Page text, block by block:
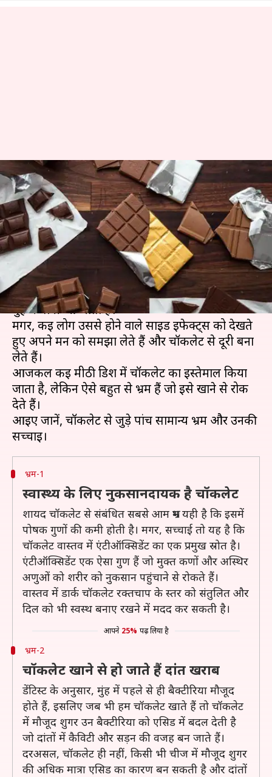
क्या चॉकलेट खाना सेहत के लिए
अच्छा है? जानिए इससे जुड़े कुछ भ्रम
और उनकी सच्चाई
लेखन अंजली Feb 17, 2020 05:30 pm
क्या है खबर?
बच्चा हो या बुजुर्ग, चॉकलेट का नाम सुनते ही हर किसी के
मुंह में पानी आ जाता है।
मगर, कई लोग उससे होने वाले साइड इफेक्ट्स को देखते
हुए अपने मन को समझा लेते हैं और चॉकलेट से दूरी बना
लेते हैं।
आजकल कई मीठी डिश में चॉकलेट का इस्तेमाल किया
जाता है, लेकिन ऐसे बहुत से भ्रम हैं जो इसे खाने से रोक
देते हैं।
आइए जानें, चॉकलेट से जुड़े पांच सामान्य भ्रम और उनकी
भ्रम-1
स्वास्थ्य के लिए नुकसानदायक है चॉकलेट
शायद चॉकलेट से संबंधित सबसे आम भ्रम यही है कि इसमें
पोषक गुणों की कमी होती है। मगर, सच्चाई तो यह है कि
चॉकलेट वास्तव में एंटीऑक्सिडेंट का एक प्रमुख स्रोत है।
एंटीऑक्सिडेंट एक ऐसा गुण हैं जो मुक्त कणों और अस्थिर
अणुओं को शरीर को नुकसान पहुंचाने से रोकते हैं।
वास्तव में डार्क चॉकलेट रक्तचाप के स्तर को संतुलित और
दिल को भी स्वस्थ बनाए रखने में मदद कर सकती है।
आपने 25% पढ़ लिया है
भ्रम-2
चॉकलेट खाने से हो जाते हैं दांत खराब
डेंटिस्ट के अनुसार, मुंह में पहले से ही बैक्टीरिया मौजूद
होते हैं, इसलिए जब भी हम चॉकलेट खाते हैं तो चॉकलेट
में मौजूद शुगर उन बैक्टीरिया को एसिड में बदल देती है
जो दांतों में कैविटी और सड़न की वजह बन जाते हैं।
दरअसल, चॉकलेट ही नहीं, किसी भी चीज में मौजूद शुगर
की अधिक मात्रा एसिड का कारण बन सकती है और दांतों